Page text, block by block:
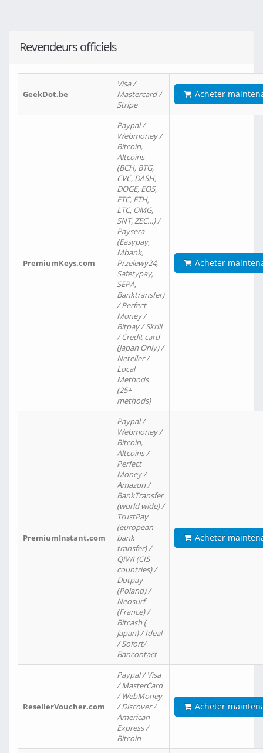
Revendeurs officiels
GeekDot.be
Visa /
Mastercard /
Stripe
Acheter
PremiumKeys.com
Paypal /
Webmoney /
Bitcoin,
Altcoins
(BCH, BTG,
CVC, DASH,
DOGE, EOS,
ETC, ETH,
LTC, OMG,
SNT, ZEC…) /
Paysera
(Easypay,
Mbank,
Przelewy24,
Safetypay,
SEPA,
Banktransfer)
/ Perfect
Money /
Bitpay / Skrill
/ Credit card
(Japan Only) /
Neteller /
Local
Methods
(25+
methods)
Acheter
PremiumInstant.com
Paypal /
Webmoney /
Bitcoin,
Altcoins /
Perfect
Money /
Amazon /
BankTransfer
(world wide) /
TrustPay
(european
bank
transfer) /
QIWI (CIS
countries) /
Dotpay
(Poland) /
Neosurf
(France) /
Bitcash (
Japan) / Ideal
/ Sofort/
Bancontact
Acheter
ResellerVoucher.com
Paypal / Visa
/ MasterCard
/ WebMoney
/ Discover /
American
Express /
Bitcoin
Acheter